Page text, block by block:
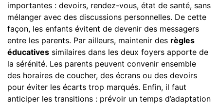
importantes : devoirs, rendez-vous, état de santé, sans
mélanger avec des discussions personnelles. De cette
façon, les enfants évitent de devenir des messagers
entre les parents. Par ailleurs, maintenir des règles
éducatives similaires dans les deux foyers apporte de
la sérénité. Les parents peuvent convenir ensemble
des horaires de coucher, des écrans ou des devoirs
pour éviter les écarts trop marqués. Enfin, il faut
anticiper les transitions : prévoir un temps d’adaptation